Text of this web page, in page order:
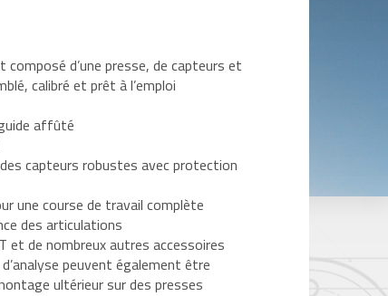
d’une presse, de capteurs et
calibré et prêt à l’emploi
affûté
capteurs robustes avec protection
une course de travail complète
des articulations
et de nombreux autres accessoires
peuvent également être
ultérieur sur des presses